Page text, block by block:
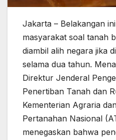
Jakarta – Belakangan
masyarakat soal tanah
diambil alih negara jika
selama dua tahun.
Direktur Jenderal
Penertiban Tanah dan
Kementerian Agraria
Pertanahan Nasional
menegaskan bahwa